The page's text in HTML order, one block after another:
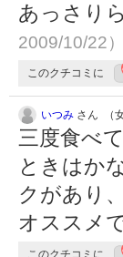
あっさり
2009/10/22）
このクチコミに
いつみ さん （
三度食べ
ときはか
クがあり
オススメ
このクチコミに